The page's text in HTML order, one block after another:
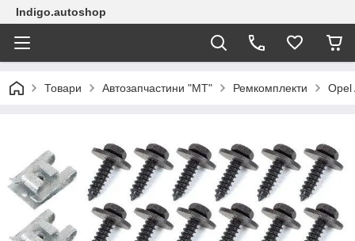
Indigo.autoshop
Товари Автозапчастини "МТ" Ремкомплекти Opel